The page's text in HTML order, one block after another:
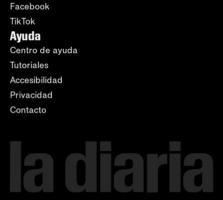
Facebook
TikTok
Ayuda
Centro de ayuda
Tutoriales
Accesibilidad
Privacidad
Contacto